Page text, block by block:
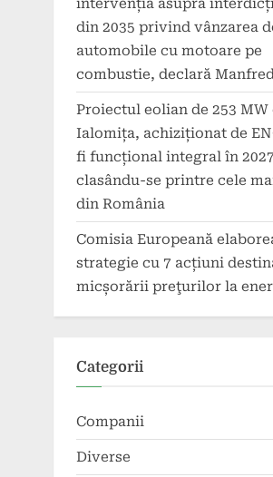
intervenția asupra
din 2035 privind vânzarea
automobile cu motoare pe
combustie, declară
Proiectul eolian de 253 MW
Ialomița, achiziționat de
fi funcțional integral în
clasându-se printre cele
din România
Comisia Europeană
strategie cu 7 acțiuni
micșorării preţurilor la
Categorii
Companii
Diverse